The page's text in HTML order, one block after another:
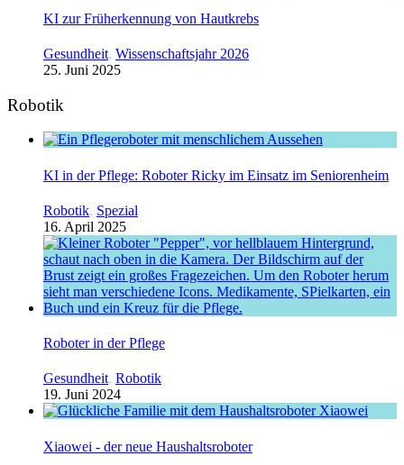
KI zur Früherkennung von Hautkrebs
Gesundheit, Wissenschaftsjahr 2026
25. Juni 2025
Robotik
KI in der Pflege: Roboter Ricky im Einsatz im Seniorenheim
Robotik, Spezial
16. April 2025
Roboter in der Pflege
Gesundheit, Robotik
19. Juni 2024
Xiaowei - der neue Haushaltsroboter